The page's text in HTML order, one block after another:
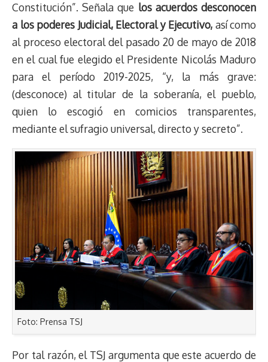
Constitución”. Señala que los acuerdos desconocen
a los poderes Judicial, Electoral y Ejecutivo, así como
al proceso electoral del pasado 20 de mayo de 2018
en el cual fue elegido el Presidente Nicolás Maduro
para el período 2019-2025, “y, la más grave:
(desconoce) al titular de la soberanía, el pueblo,
quien lo escogió en comicios transparentes,
mediante el sufragio universal, directo y secreto”.
Foto: Prensa TSJ
Por tal razón, el TSJ argumenta que este acuerdo de